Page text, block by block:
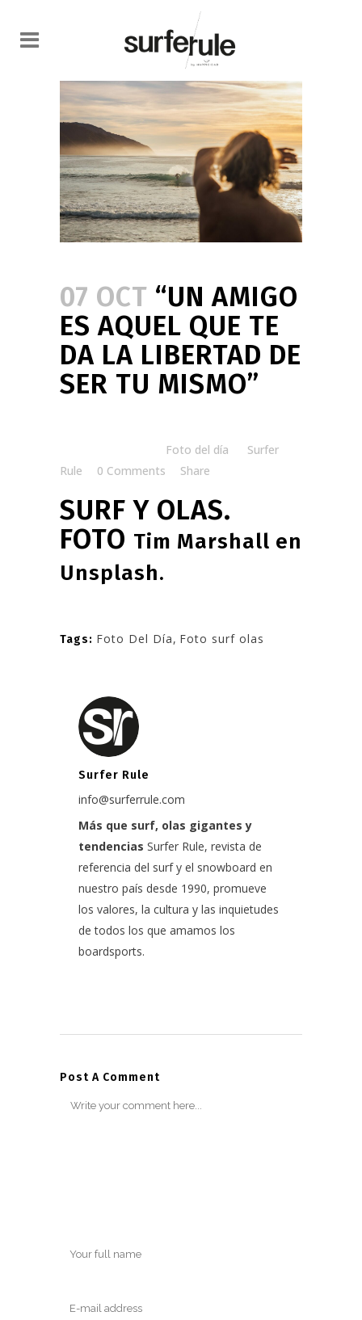
07 OCT “UN AMIGO
ES AQUEL QUE TE
DA LA LIBERTAD DE
SER TU MISMO”
Foto del día
Surfer
Rule
0 Comments Share
SURF Y OLAS.
FOTO Tim Marshall en
Unsplash.
Tags: Foto Del Día, Foto surf olas
Surfer Rule
info@surferrule.com
Más que surf, olas gigantes y
tendencias Surfer Rule, revista de
referencia del surf y el snowboard en
nuestro país desde 1990, promueve
los valores, la cultura y las inquietudes
de todos los que amamos los
boardsports.
Post A Comment